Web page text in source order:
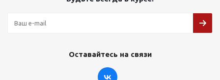
Оставайтесь на связи